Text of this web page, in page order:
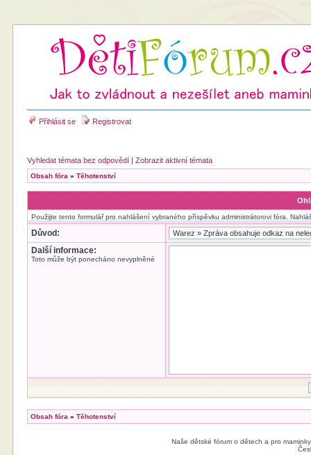
Přihlásit se Registrovat
Vyhledat témata bez odpovědí |Zobrazit aktivní témata
Obsah fóra »Těhotenství
Použijte tento formulář pro nahlášení vybraného příspěvku administrátorovi fóra.
Důvod:
Další informace:
Toto může být ponecháno nevyplněné
Obsah fóra »Těhotenství
Naše dětské fórum o dětech a pro